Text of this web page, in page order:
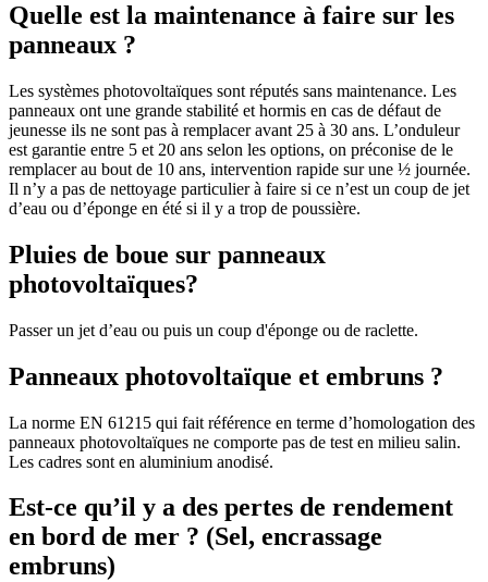
Quelle est la maintenance à faire sur les
panneaux ?
Les systèmes photovoltaïques sont réputés sans maintenance. Les
panneaux ont une grande stabilité et hormis en cas de défaut de
jeunesse ils ne sont pas à remplacer avant 25 à 30 ans. L’onduleur
est garantie entre 5 et 20 ans selon les options, on préconise de le
remplacer au bout de 10 ans, intervention rapide sur une ½ journée.
Il n’y a pas de nettoyage particulier à faire si ce n’est un coup de jet
d’eau ou d’éponge en été si il y a trop de poussière.
Pluies de boue sur panneaux
photovoltaïques?
Passer un jet d’eau ou puis un coup d'éponge ou de raclette.
Panneaux photovoltaïque et embruns ?
La norme EN 61215 qui fait référence en terme d’homologation des
panneaux photovoltaïques ne comporte pas de test en milieu salin.
Les cadres sont en aluminium anodisé.
Est-ce qu’il y a des pertes de rendement
en bord de mer ? (Sel, encrassage
embruns)